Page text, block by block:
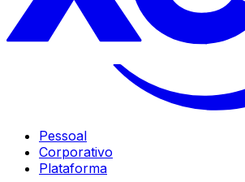
Pessoal
Corporativo
Plataforma